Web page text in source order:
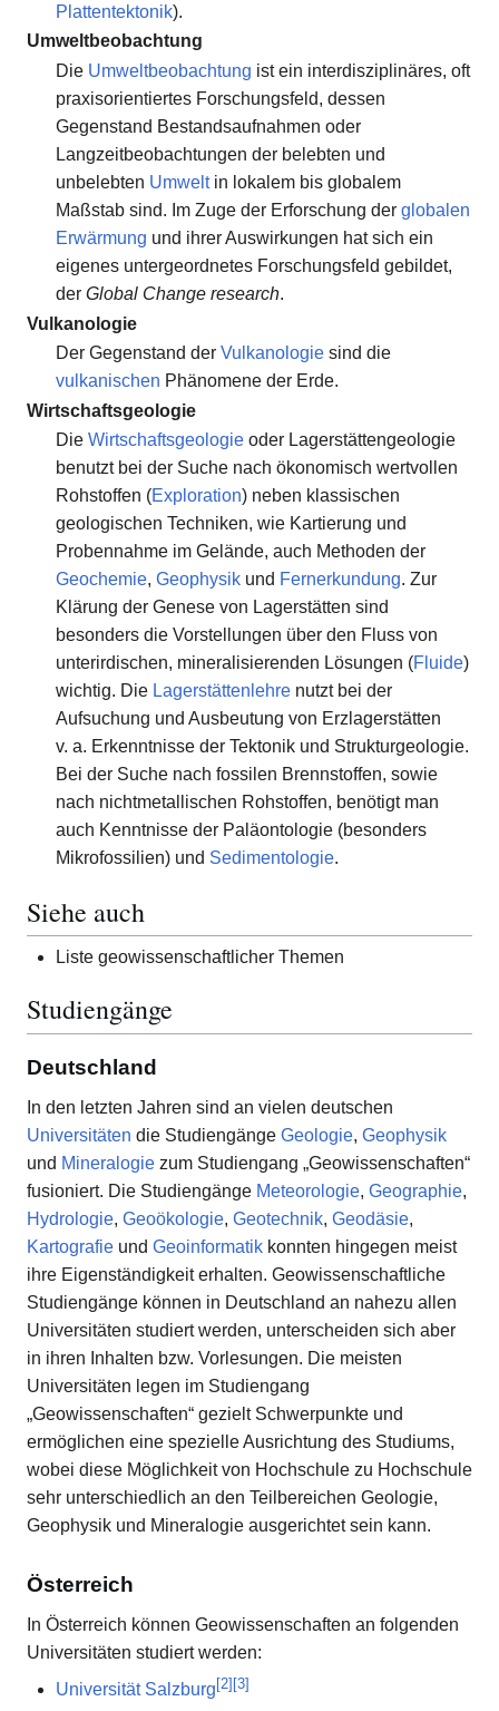
Plattentektonik).
Umweltbeobachtung
Die Umweltbeobachtung ist ein interdisziplinäres, oft
praxisorientiertes Forschungsfeld, dessen
Gegenstand Bestandsaufnahmen oder
Langzeitbeobachtungen der belebten und
unbelebten Umweltin lokalem bis globalem
Maßstab sind. Im Zuge der Erforschung der globalen
Erwärmung und ihrer Auswirkungen hat sich ein
eigenes untergeordnetes Forschungsfeld gebildet,
der Global Change research.
Vulkanologie
Der Gegenstand der Vulkanologiesind die
vulkanischen Phänomene der Erde.
Wirtschaftsgeologie
Die Wirtschaftsgeologieoder Lagerstättengeologie
benutzt bei der Suche nach ökonomisch wertvollen
Rohstoffen (Exploration) neben klassischen
geologischen Techniken, wie Kartierung und
Probennahme im Gelände, auch Methoden der
Geochemie, Geophysikund Fernerkundung. Zur
Klärung der Genese von Lagerstätten sind
besonders die Vorstellungen über den Fluss von
unterirdischen, mineralisierenden Lösungen (Fluide)
wichtig. Die Lagerstättenlehrenutzt bei der
Aufsuchung und Ausbeutung von Erzlagerstätten
v. a. Erkenntnisse der Tektonik und Strukturgeologie.
Bei der Suche nach fossilen Brennstoffen, sowie
nach nichtmetallischen Rohstoffen, benötigt man
auch Kenntnisse der Paläontologie (besonders
Mikrofossilien) und Sedimentologie.
Siehe auch
Liste geowissenschaftlicher Themen
Studiengänge
Deutschland
In den letzten Jahren sind an vielen deutschen
Universitäten die Studiengänge Geologie, Geophysik
und Mineralogie zum Studiengang „Geowissenschaften“
fusioniert. Die Studiengänge Meteorologie, Geographie,
Hydrologie, Geoökologie, Geotechnik, Geodäsie,
Kartografie und Geoinformatik konnten hingegen meist
ihre Eigenständigkeit erhalten. Geowissenschaftliche
Studiengänge können in Deutschland an nahezu allen
Universitäten studiert werden, unterscheiden sich aber
in ihren Inhalten bzw. Vorlesungen. Die meisten
Universitäten legen im Studiengang
„Geowissenschaften“ gezielt Schwerpunkte und
ermöglichen eine spezielle Ausrichtung des Studiums,
wobei diese Möglichkeit von Hochschule zu Hochschule
sehr unterschiedlich an den Teilbereichen Geologie,
Geophysik und Mineralogie ausgerichtet sein kann.
Österreich
In Österreich können Geowissenschaften an folgenden
Universitäten studiert werden:
Universität Salzburg[2][3]